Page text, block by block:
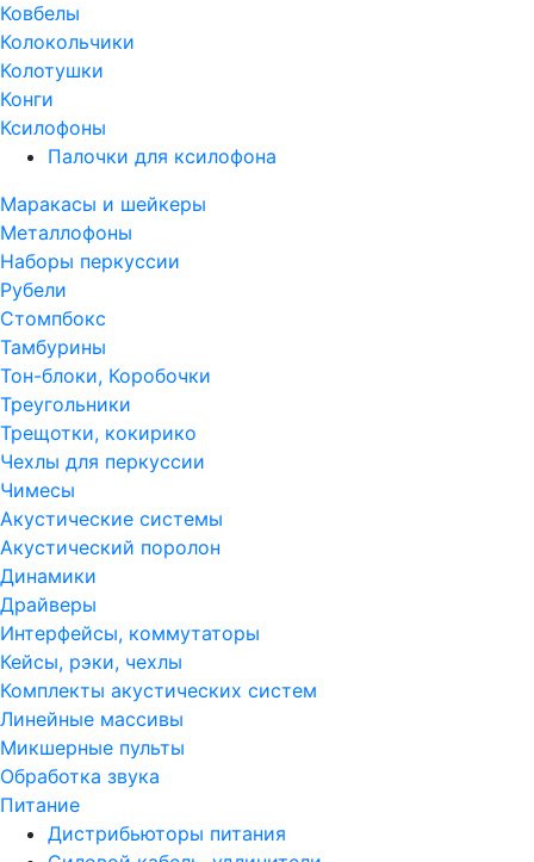
Ковбелы
Колокольчики
Колотушки
Конги
Ксилофоны
Палочки для ксилофона
Маракасы и шейкеры
Металлофоны
Наборы перкуссии
Рубели
Стомпбокс
Тамбурины
Тон-блоки, Коробочки
Треугольники
Трещотки, кокирико
Чехлы для перкуссии
Чимесы
Акустические системы
Акустический поролон
Динамики
Драйверы
Интерфейсы, коммутаторы
Кейсы, рэки, чехлы
Комплекты акустических систем
Линейные массивы
Микшерные пульты
Обработка звука
Питание
Дистрибьюторы питания